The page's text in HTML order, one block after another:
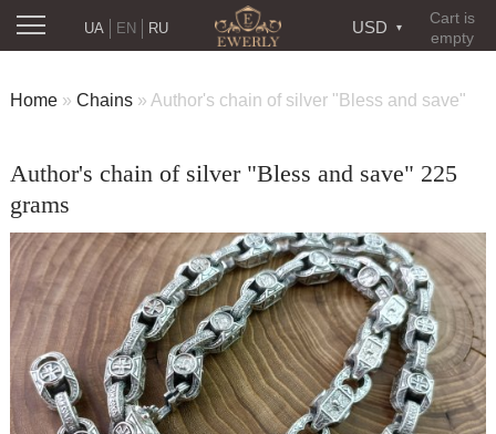
Cart is
empty
USD
RU
UA EN
Home » Chains » Author's chain of silver "Bless and save"
Author's chain of silver "Bless and save" 225
grams